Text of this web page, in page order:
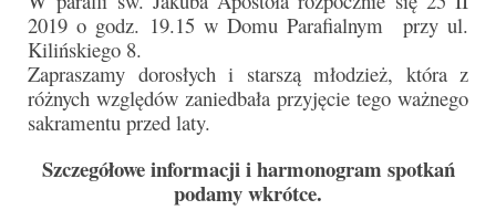
Historia
Duszpasterze
Nasz patron
Vademecum
2019 o godz. 19.15 w Domu Parafialnym przy ul.
Kilińskiego 8.
Zapraszamy dorosłych i starszą młodzież, która z
różnych względów zaniedbała przyjęcie tego ważnego
sakramentu przed laty.
Szczegółowe informacji i harmonogram spotkań
podamy wkrótce.